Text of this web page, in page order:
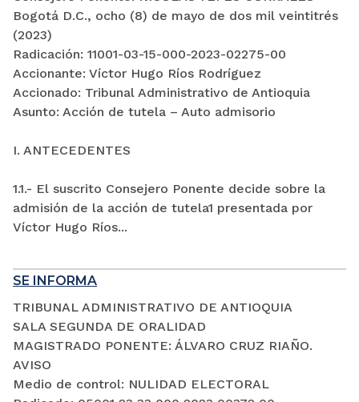
Bogotá D.C., ocho (8) de mayo de dos mil veintitrés
(2023)
Radicación: 11001-03-15-000-2023-02275-00
Accionante: Víctor Hugo Ríos Rodríguez
Accionado: Tribunal Administrativo de Antioquia
Asunto: Acción de tutela – Auto admisorio
I. ANTECEDENTES
1.1.- El suscrito Consejero Ponente decide sobre la
admisión de la acción de tutela1 presentada por
Víctor Hugo Ríos...
SE INFORMA
TRIBUNAL ADMINISTRATIVO DE ANTIOQUIA
SALA SEGUNDA DE ORALIDAD
MAGISTRADO PONENTE: ÁLVARO CRUZ RIAÑO.
AVISO
Medio de control: NULIDAD ELECTORAL